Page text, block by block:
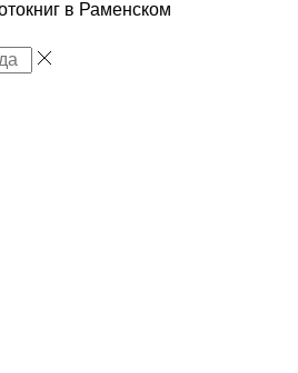
в Раменском